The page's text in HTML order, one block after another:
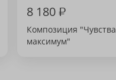
8 180₽
Композиция
максимум"